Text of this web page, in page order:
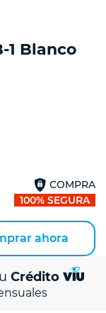
1 Blanco
COMPRA
100% SEGURA
ahora
Crédito